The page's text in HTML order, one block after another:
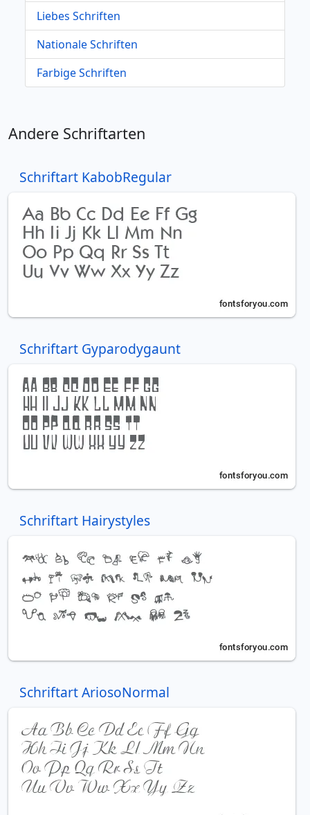
Liebes Schriften
Nationale Schriften
Farbige Schriften
Andere Schriftarten
Schriftart KabobRegular
Schriftart Gyparodygaunt
Schriftart Hairystyles
Schriftart AriosoNormal